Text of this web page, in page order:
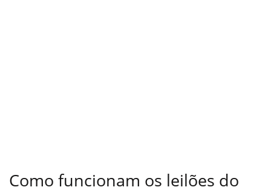
Como funcionam os leilões do